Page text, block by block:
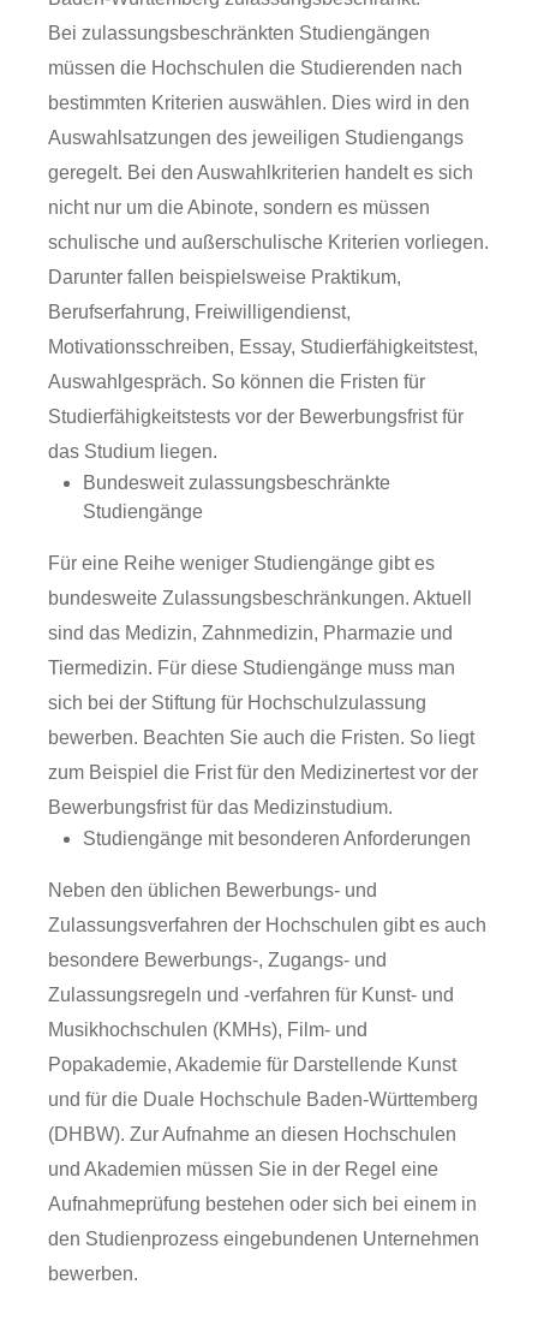
Bei zulassungsbeschränkten Studiengängen
müssen die Hochschulen die Studierenden nach
bestimmten Kriterien auswählen. Dies wird in den
Auswahlsatzungen des jeweiligen Studiengangs
geregelt. Bei den Auswahlkriterien handelt es sich
nicht nur um die Abinote, sondern es müssen
schulische und außerschulische Kriterien vorliegen.
Darunter fallen beispielsweise Praktikum,
Berufserfahrung, Freiwilligendienst,
Motivationsschreiben, Essay, Studierfähigkeitstest,
Auswahlgespräch. So können die Fristen für
Studierfähigkeitstests vor der Bewerbungsfrist für
das Studium liegen.
Bundesweit zulassungsbeschränkte
Studiengänge
Für eine Reihe weniger Studiengänge gibt es
bundesweite Zulassungsbeschränkungen. Aktuell
sind das Medizin, Zahnmedizin, Pharmazie und
Tiermedizin. Für diese Studiengänge muss man
sich bei der Stiftung für Hochschulzulassung
bewerben. Beachten Sie auch die Fristen. So liegt
zum Beispiel die Frist für den Medizinertest vor der
Bewerbungsfrist für das Medizinstudium.
Studiengänge mit besonderen Anforderungen
Neben den üblichen Bewerbungs- und
Zulassungsverfahren der Hochschulen gibt es auch
besondere Bewerbungs-, Zugangs- und
Zulassungsregeln und -verfahren für Kunst- und
Musikhochschulen (KMHs), Film- und
Popakademie, Akademie für Darstellende Kunst
und für die Duale Hochschule Baden-Württemberg
(DHBW). Zur Aufnahme an diesen Hochschulen
und Akademien müssen Sie in der Regel eine
Aufnahmeprüfung bestehen oder sich bei einem in
den Studienprozess eingebundenen Unternehmen
bewerben.